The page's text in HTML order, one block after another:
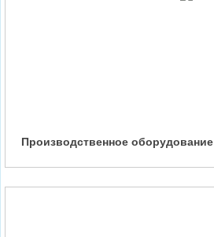
Производственное оборудование